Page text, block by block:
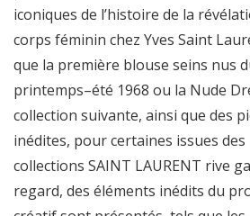
iconiques de l’histoire de la
corps féminin chez Yves Saint
que la première blouse seins nus
printemps–été 1968 ou la Nude
collection suivante, ainsi que des
inédites, pour certaines issues des
collections SAINT LAURENT rive
regard, des éléments inédits du